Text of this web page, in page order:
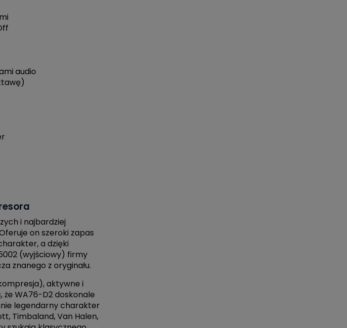
audio
i najbardziej
on szeroki zapas
a dzięki
(wyjściowy) firmy
znanego z oryginału.
aktywne i
WA76-D2 doskonale
legendarny charakter
Timbaland, Van Halen,